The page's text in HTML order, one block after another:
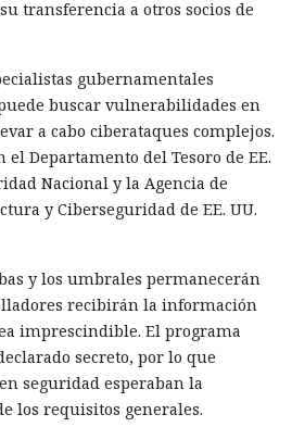
transferencia a otros socios de
gubernamentales
buscar vulnerabilidades en
a cabo ciberataques complejos.
Departamento del Tesoro de EE.
Nacional y la Agencia de
y Ciberseguridad de EE. UU.
y los umbrales permanecerán
recibirán la información
imprescindible. El programa
secreto, por lo que
seguridad esperaban la
los requisitos generales.